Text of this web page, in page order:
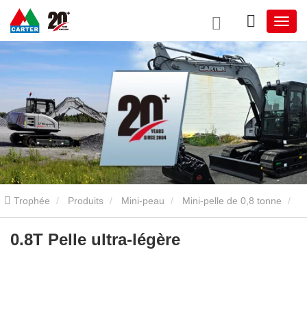
Trophée Produits Mini-peau Mini-pelle de 0,8 tonne
0.8T Pelle ultra-légère
0.8T Pelle ultra-légère